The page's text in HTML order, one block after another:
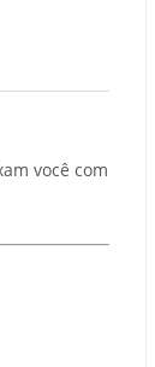
você com